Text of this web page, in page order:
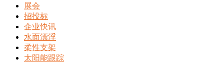
展会
招投标
企业快讯
水面漂浮
柔性支架
太阳能跟踪